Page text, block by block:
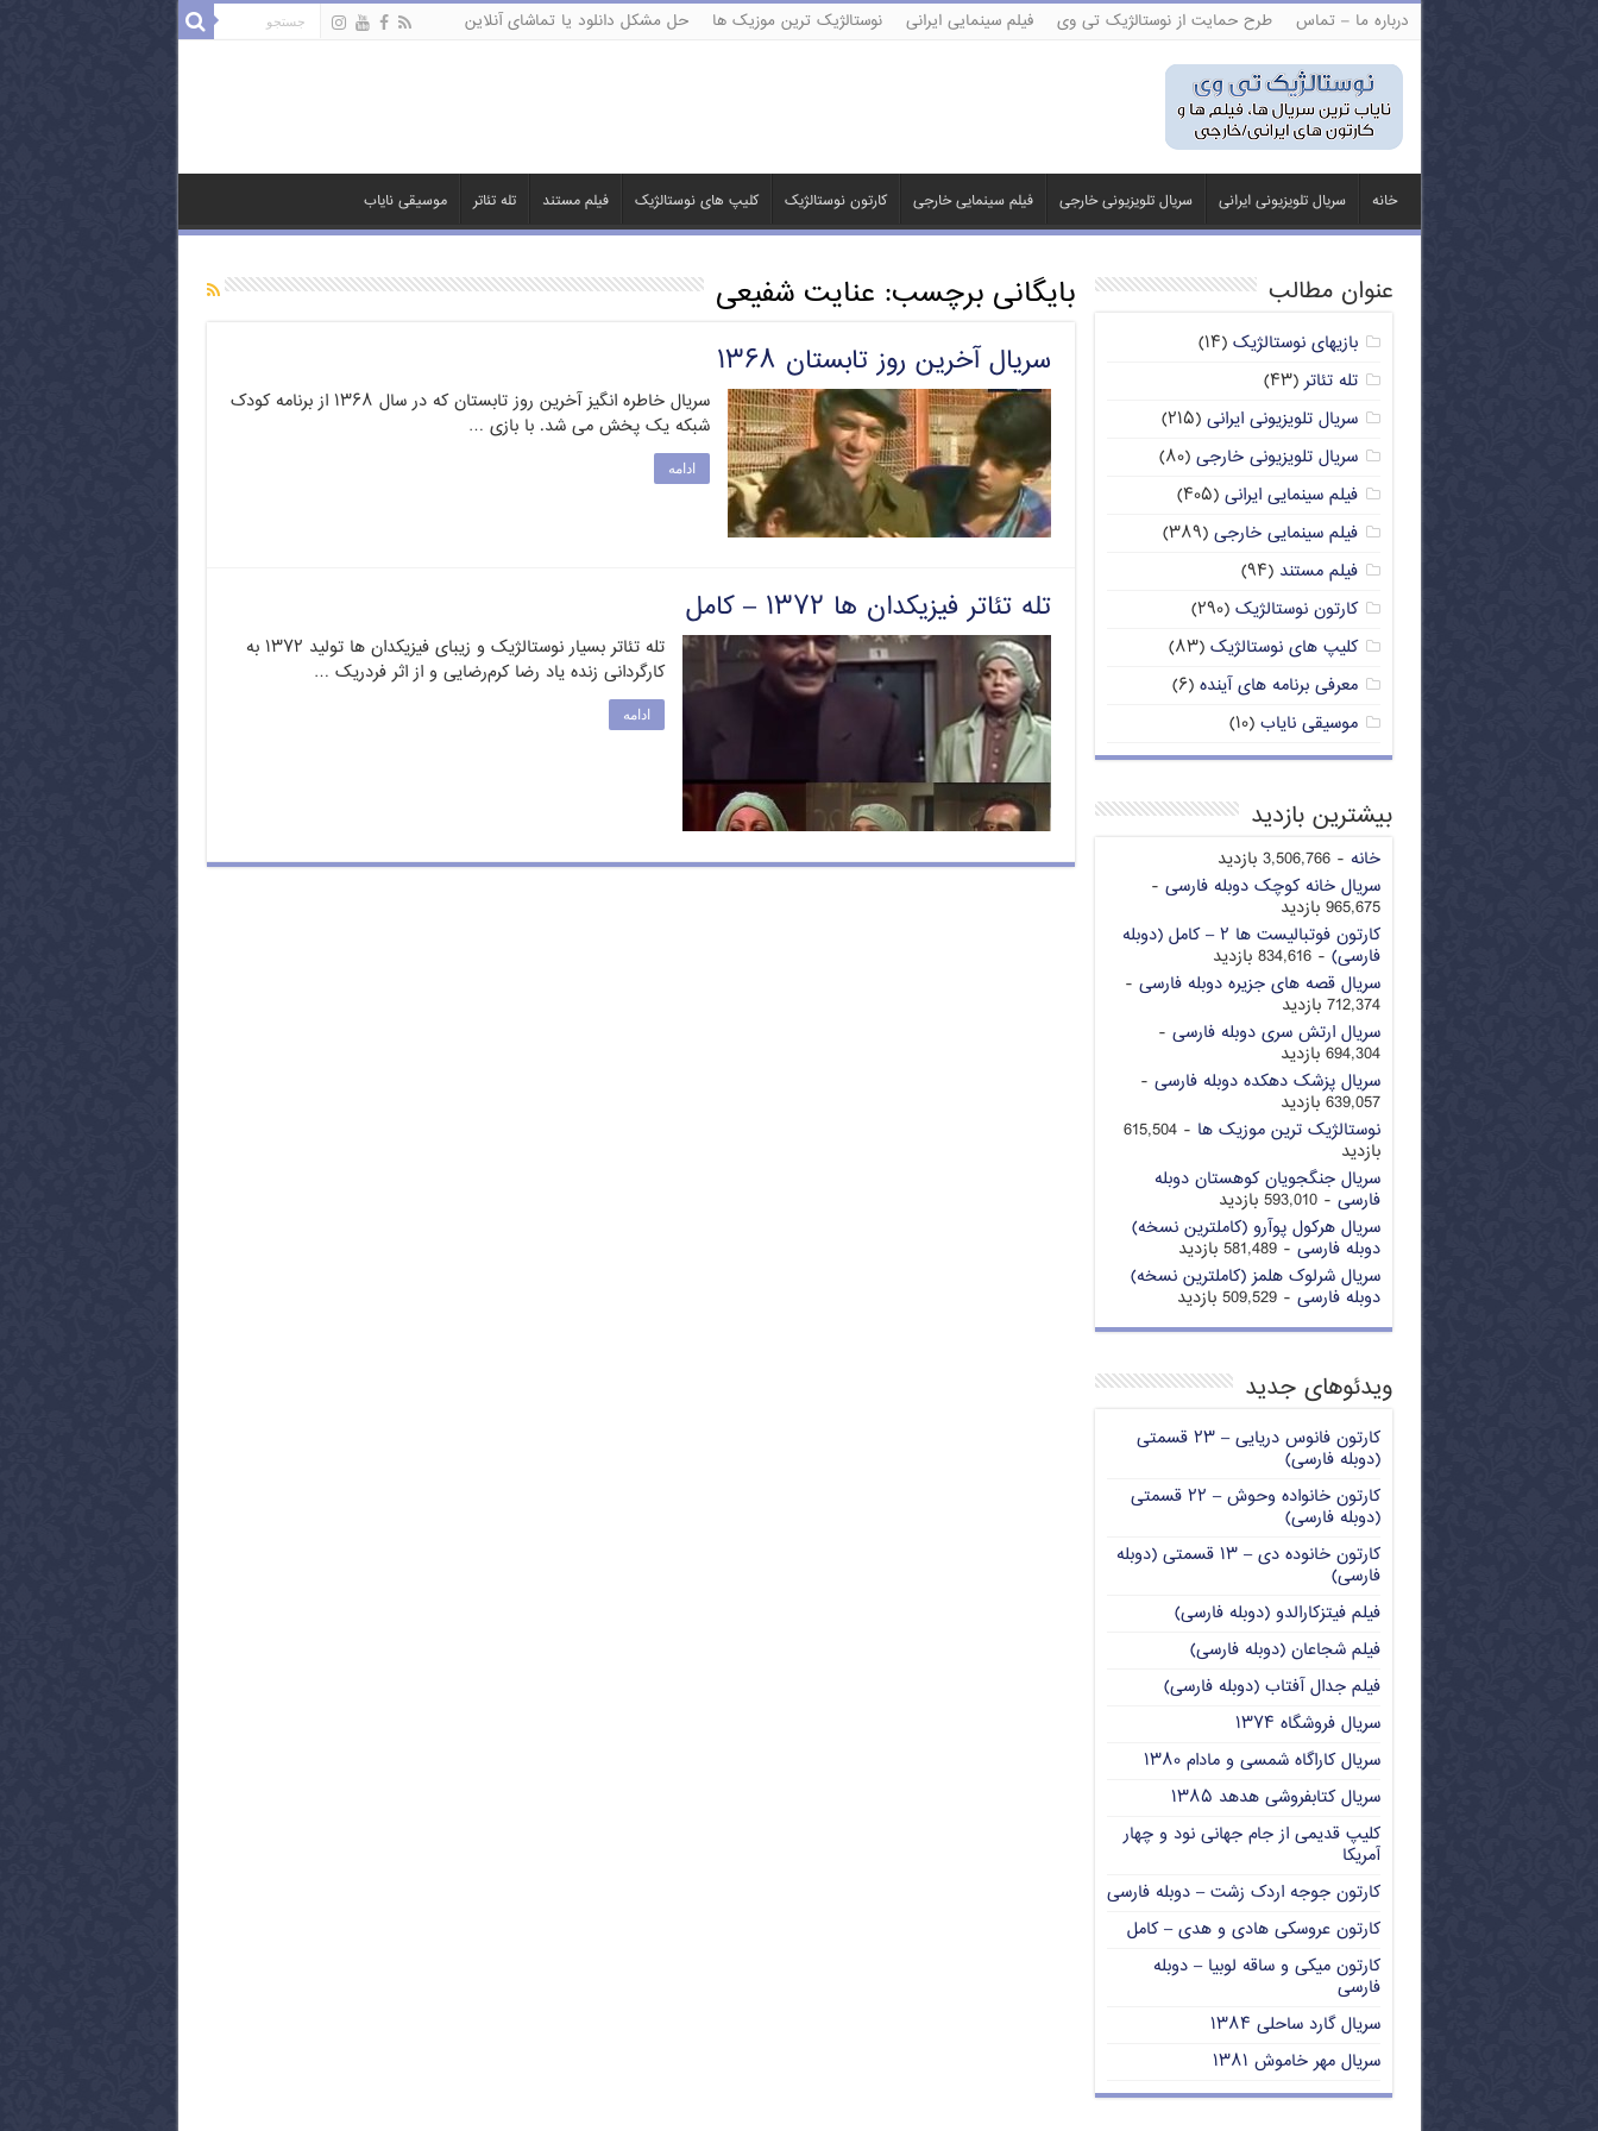
درباره ما – تماس طرح حمایت از نوستالژیک تی وی فیلم سینمایی ایرانی نوستالژیک ترین موزیک ها حل مشکل دانلود یا تماشای آنلاین
خانه سریال تلویزیونی ایرانی سریال تلویزیونی خارجی فیلم سینمایی خارجی کارتون نوستالژیک کلیپ های نوستالژیک فیلم مستند تله تئاتر موسیقی نایاب
بایگانی برچسب: عنایت شفیعی
سریال آخرین روز تابستان ۱۳۶۸
سریال خاطره انگیز آخرین روز تابستان که در سال ۱۳۶۸ از برنامه کودک
شبکه یک پخش می شد. با بازی …
ادامه
تله تئاتر فیزیکدان ها ۱۳۷۲ – کامل
تله تئاتر بسیار نوستالژیک و زیبای فیزیکدان ها تولید ۱۳۷۲ به
کارگردانی زنده یاد رضا کرم‌رضایی و از اثر فردریک …
ادامه
عنوان مطالب
بازیهای نوستالژیک (۱۴)
تله تئاتر(۴۳)
سریال تلویزیونی ایرانی (۲۱۵)
سریال تلویزیونی خارجی (۸۰)
فیلم سینمایی ایرانی (۴۰۵)
فیلم سینمایی خارجی (۳۸۹)
فیلم مستند (۹۴)
کارتون نوستالژیک (۲۹۰)
کلیپ های نوستالژیک (۸۳)
معرفی برنامه های آینده (۶)
موسیقی نایاب (۱۰)
بیشترین بازدید
خانه - 3,506,766 بازدید
سریال خانه کوچک دوبله فارسی -
965,675 بازدید
کارتون فوتبالیست ها ۲ – کامل (دوبله
فارسی) - 834,616 بازدید
سریال قصه های جزیره دوبله فارسی -
712,374 بازدید
سریال ارتش سری دوبله فارسی -
694,304 بازدید
سریال پزشک دهکده دوبله فارسی -
639,057 بازدید
نوستالژیک ترین موزیک ها
- 615,504
بازدید
سریال جنگجویان کوهستان دوبله
فارسی - 593,010 بازدید
سریال هرکول پوآرو (کاملترین نسخه)
دوبله فارسی - 581,489 بازدید
سریال شرلوک هلمز (کاملترین نسخه)
دوبله فارسی - 509,529 بازدید
ویدئوهای جدید
کارتون فانوس دریایی – ۲۳ قسمتی
(دوبله فارسی)
کارتون خانواده وحوش – ۲۲ قسمتی
(دوبله فارسی)
کارتون خانوده دی – ۱۳ قسمتی (دوبله
فارسی)
فیلم فیتزکارالدو (دوبله فارسی)
فیلم شجاعان (دوبله فارسی)
فیلم جدال آفتاب (دوبله فارسی)
سریال فروشگاه ۱۳۷۴
سریال کاراگاه شمسی و مادام ۱۳۸۰
سریال کتابفروشی هدهد ۱۳۸۵
کلیپ قدیمی از جام جهانی نود و چهار
آمریکا
کارتون جوجه اردک زشت – دوبله فارسی
کارتون عروسکی هادی و هدی – کامل
کارتون میکی و ساقه لوبیا – دوبله
فارسی
سریال گارد ساحلی ۱۳۸۴
سریال مهر خاموش ۱۳۸۱